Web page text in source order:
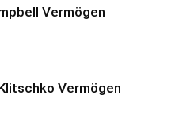
Vermögen
Vermögen